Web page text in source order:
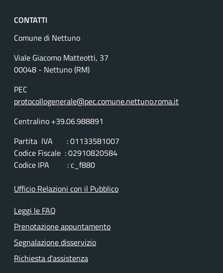
CONTATTI
Comune di Nettuno
Viale Giacomo Matteotti, 37
00048 - Nettuno (RM)
PEC
protocollogenerale@pec.comune.nettuno.roma.it
Centralino +39.06.988891
Partita IVA : 01133581007
Codice Fiscale : 02910820584
Codice IPA : c_f880
Ufficio Relazioni con il Pubblico
Leggi le FAQ
Prenotazione appuntamento
Segnalazione disservizio
Richiesta d'assistenza